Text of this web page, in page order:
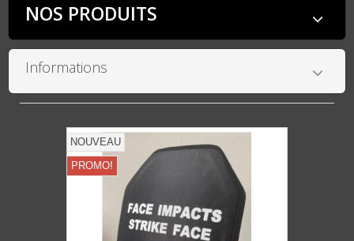
NOS PRODUITS
Informations
NOUVEAU
PROMO!